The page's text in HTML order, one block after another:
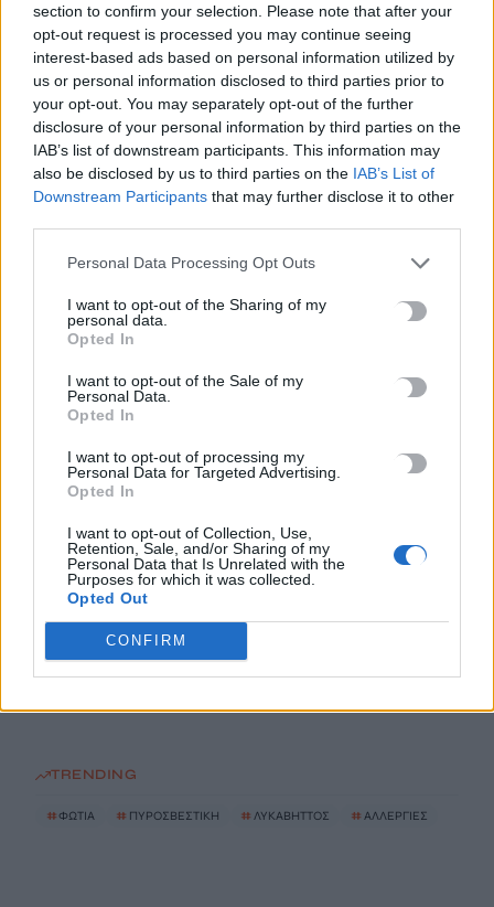
section to confirm your selection. Please note that after your
opt-out request is processed you may continue seeing
interest-based ads based on personal information utilized by
us or personal information disclosed to third parties prior to
your opt-out. You may separately opt-out of the further
disclosure of your personal information by third parties on the
IAB’s list of downstream participants. This information may
also be disclosed by us to third parties on the IAB’s List of
Downstream Participants that may further disclose it to other
Personal Data Processing Opt Outs
I want to opt-out of the Sharing of my
personal data.
Opted In
I want to opt-out of the Sale of my
Personal Data.
Opted In
I want to opt-out of processing my
Personal Data for Targeted Advertising.
Opted In
I want to opt-out of Collection, Use,
Retention, Sale, and/or Sharing of my
Personal Data that Is Unrelated with the
Purposes for which it was collected.
Opted Out
CONFIRM
Βαρύ πένθος για τον Μέσι: «Έφυγε» από τη ζωή ο πατέρας του
8 Αυγούστου, 2026
Χανιά: Αναστάτωση από φωτιά κοντά σε σπίτια
8 Αυγούστου, 2026
Σε 57χρονη γυναίκα ανήκει η σορός στον Λυκαβηττό
8 Αυγούστου, 2026
Καλοκαίρι και αλλεργίες: Πότε απαιτείται προσοχή και ποια
συμπτώματα δεν πρέπει να αγνοούμε
8 Αυγούστου, 2026
μακάβριο σχέδιο που εξετάζουν οι Αρχές
8 Αυγούστου, 2026
Συνελήφθη ένα ακόμη μέλος της συμμορίας του «Έντικ»
8 Αυγούστου, 2026
Οικογενειακή τραγωδία στις Σέρρες: Τα στοιχεία της ΕΛ.ΑΣ.
και τα τέσσερα σενάρια για το μοιραίο τροχαίο
TRENDING
#ΦΩΤΙΑ # ΠΥΡΟΣΒΕΣΤΙΚΗ # ΛΥΚΑΒΗΤΤΟΣ # ΑΛΛΕΡΓΙΕΣ